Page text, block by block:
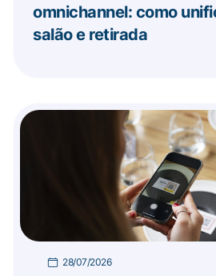
omnichannel: como
salão e retirada
28/07/2026